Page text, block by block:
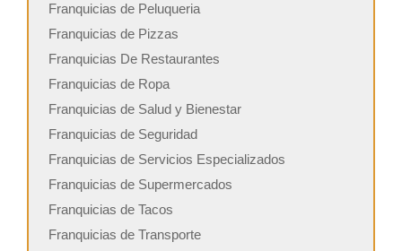
Franquicias de Peluqueria
Franquicias de Pizzas
Franquicias De Restaurantes
Franquicias de Ropa
Franquicias de Salud y Bienestar
Franquicias de Seguridad
Franquicias de Servicios Especializados
Franquicias de Supermercados
Franquicias de Tacos
Franquicias de Transporte